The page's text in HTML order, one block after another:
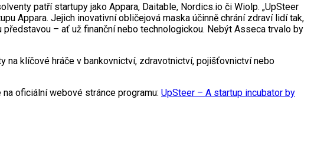
patří startupy jako Appara, Daitable, Nordics.io či Wiolp. „UpSteer
Appara. Jejich inovativní obličejová maska účinně chrání zdraví lidí tak,
– ať už finanční nebo technologickou. Nebýt Asseca trvalo by
klíčové hráče v bankovnictví, zdravotnictví, pojišťovnictví nebo
oficiální webové stránce programu: UpSteer – A startup incubator by